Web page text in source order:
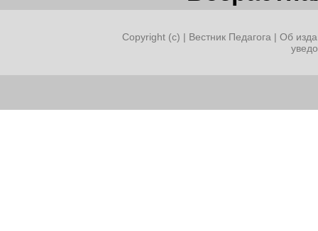
Copyright (c) | Вестник Педагога | Об